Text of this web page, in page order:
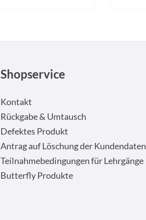
Shopservice
Kontakt
Rückgabe & Umtausch
Defektes Produkt
Antrag auf Löschung der Kundendaten
Teilnahmebedingungen für Lehrgänge
Butterfly Produkte